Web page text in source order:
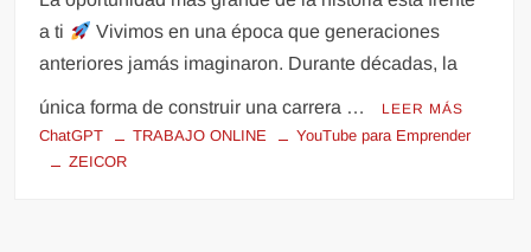
a ti
Vivimos en una época que generaciones
anteriores jamás imaginaron. Durante décadas, la
única forma de construir una carrera … LEER MÁS
ChatGPT TRABAJO ONLINE
YouTube para Emprender
ZEICOR